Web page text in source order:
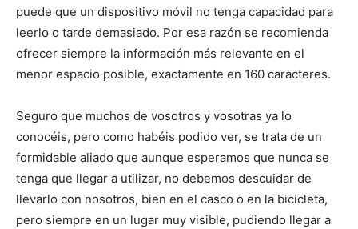
puede que un dispositivo móvil no tenga capacidad para
leerlo o tarde demasiado. Por esa razón se recomienda
ofrecer siempre la información más relevante en el
menor espacio posible, exactamente en 160 caracteres.
Seguro que muchos de vosotros y vosotras ya lo
conocéis, pero como habéis podido ver, se trata de un
formidable aliado que aunque esperamos que nunca se
tenga que llegar a utilizar, no debemos descuidar de
llevarlo con nosotros, bien en el casco o en la bicicleta,
pero siempre en un lugar muy visible, pudiendo llegar a